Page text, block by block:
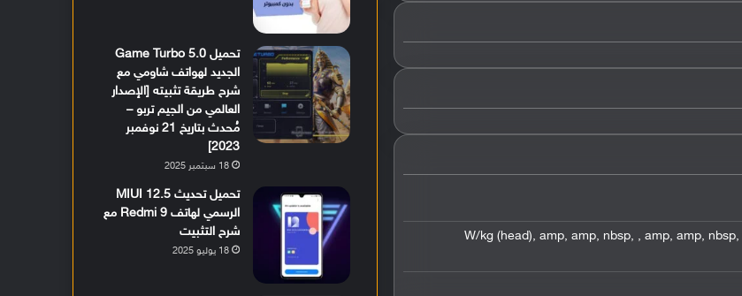
, amp, amp, nbsp, , amp, amp, nbsp,
تحميل Game Turbo 5.0
الجديد لهواتف شاومي مع
شرح طريقة تثبيته [الإصدار
العالمي من الجيم تربو –
مُحدث بتاريخ 21 نوفمبر
2023]
18 سبتمبر 2025
تحميل تحديث MIUI 12.5
الرسمي لهاتف Redmi 9 مع
شرح التثبيت
18 يوليو 2025